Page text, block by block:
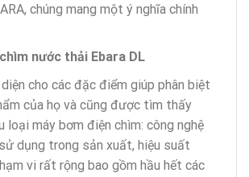
chúng mang một ý nghĩa chính
nước thải Ebara DL
cho các đặc điểm giúp phân biệt
của họ và cũng được tìm thấy
loại máy bơm điện chìm: công nghệ
dụng trong sản xuất, hiệu suất
vi rất rộng bao gồm hầu hết các